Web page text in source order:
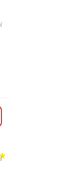
hodnocení: 2
hodnocení: 1